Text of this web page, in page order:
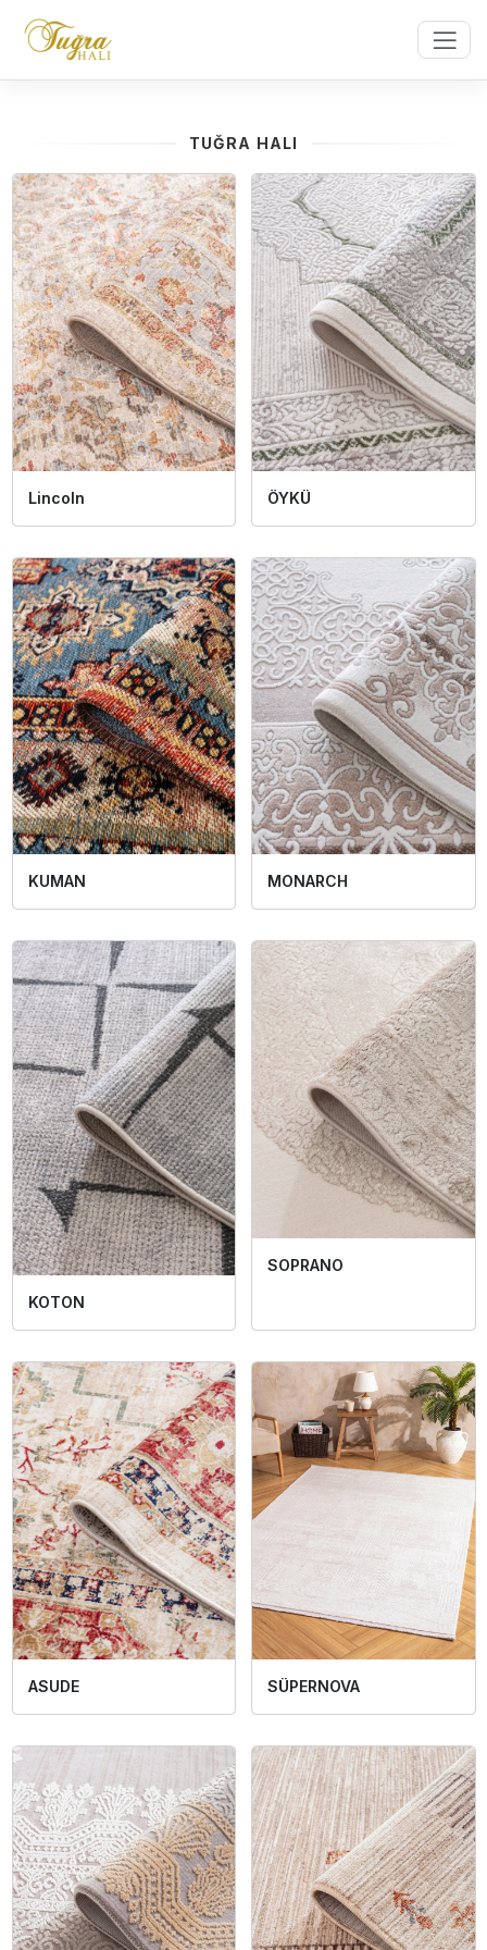
TUĞRA HALI
Lincoln ÖYKÜ
KUMAN MONARCH
KOTON
SOPRANO
ASUDE SÜPERNOVA